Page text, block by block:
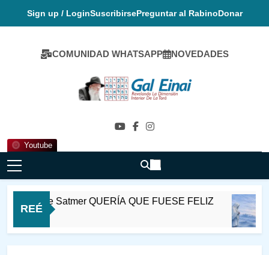
Sign up / LoginSuscribirsePreguntar al RabinoDonar
COMUNIDAD WHATSAPP NOVEDADES
Youtube
Gal Einai En
REÉ
de Satmer QUERÍA QUE FUESE FELIZ